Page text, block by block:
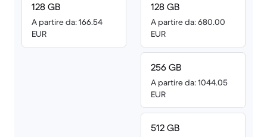
128 GB
A partire da: 166.54
EUR
128 GB
A partire da: 680.00
EUR
256 GB
A partire da: 1044.05
EUR
512 GB